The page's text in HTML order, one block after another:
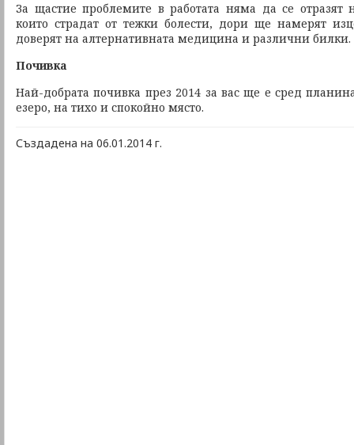
За щастие проблемите в работата няма да се отразят
които страдат от тежки болести, дори ще намерят
доверят на алтернативната медицина и различни билки.
Почивка
Най-добрата почивка през 2014 за вас ще е сред
езеро, на тихо и спокойно място.
Създадена на 06.01.2014 г.